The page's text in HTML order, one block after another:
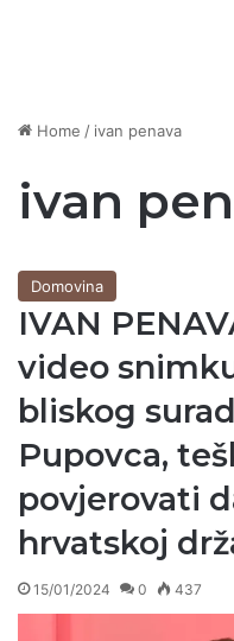
Home / ivan penava
ivan
Domovina
IVAN
video
bliskog
Pupovca,
povjerovati
hrvatskoj
15/01/2024 0 437